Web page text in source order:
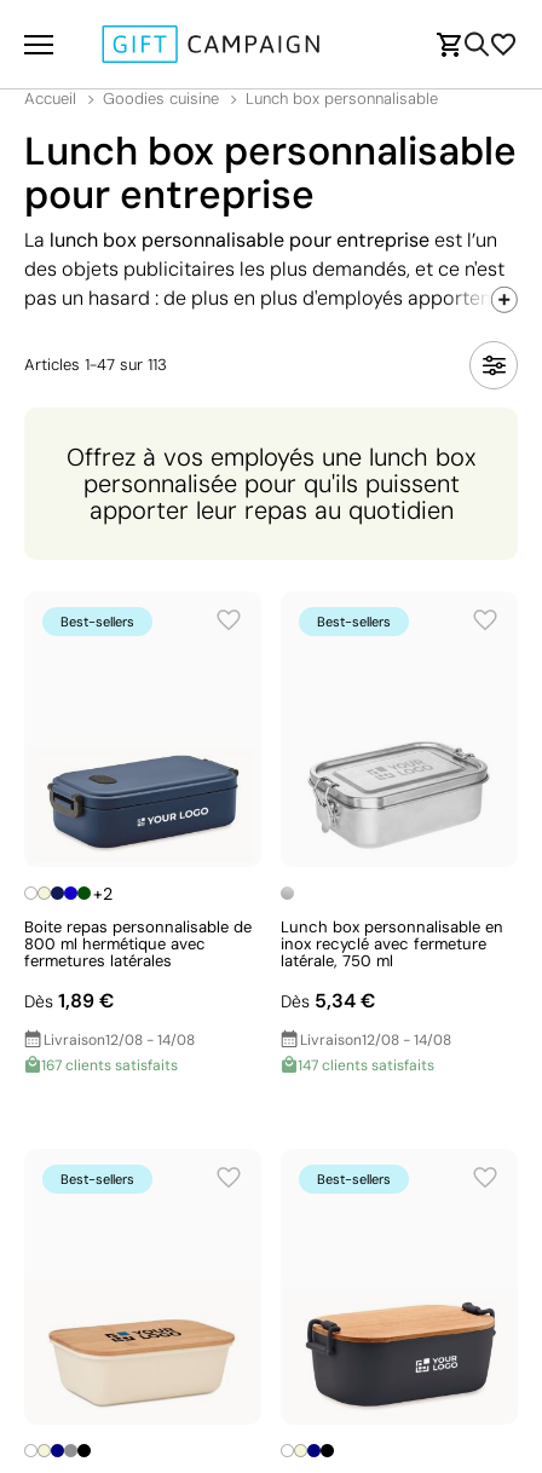
Accueil Goodies cuisine Lunch box personnalisable
Lunch box personnalisable
pour entreprise
La lunch box personnalisable pour entrepriseest l’un
des objets publicitaires les plus demandés, et ce n'est
pas un hasard : de plus en plus d'employés apportent
quotidien qui maintiennent la
. Grâce à leur utilité et à leur
excellent
cadeau de bienvenue
pour les employés, un
cadeau pour les clients ou une récompense dans le
cadre des programmes de fidélité des supermarchés
et des entreprises de restauration. Pour multiplier leur
Articles 1-47 sur 113
Offrez à vos employés une lunch box
personnalisée pour qu'ils puissent
apporter leur repas au quotidien
Best-sellers
+2
Boite repas personnalisable de
800 ml hermétique avec
fermetures latérales
Dès 1,89 €
Livraison12/08 - 14/08
167 clients satisfaits
Best-sellers
Lunch box personnalisable en
inox recyclé avec fermeture
latérale, 750 ml
Dès 5,34 €
Livraison12/08 - 14/08
147 clients satisfaits
Best-sellers Best-sellers